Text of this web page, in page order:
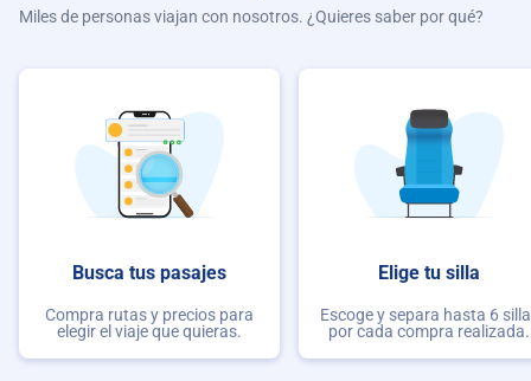
Miles de personas viajan con nosotros. ¿Quieres saber por qué?
Busca tus pasajes
Compra rutas y precios para
elegir el viaje que quieras.
Elige tu silla
Escoge y separa hasta 6
por cada compra realizada.